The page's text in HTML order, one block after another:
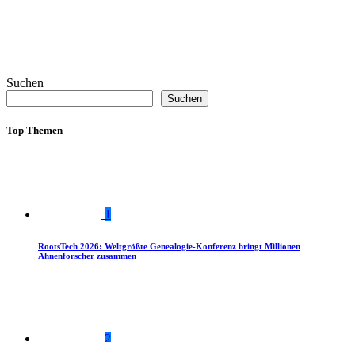
Suchen
Suchen
Top Themen
1
RootsTech 2026: Weltgrößte Genealogie-Konferenz bringt Millionen
Ahnenforscher zusammen
2